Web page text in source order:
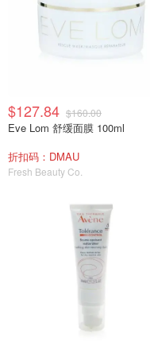
$127.84 $160.00
Eve Lom 舒缓面膜 100ml
折扣码：DMAU
Fresh Beauty Co.